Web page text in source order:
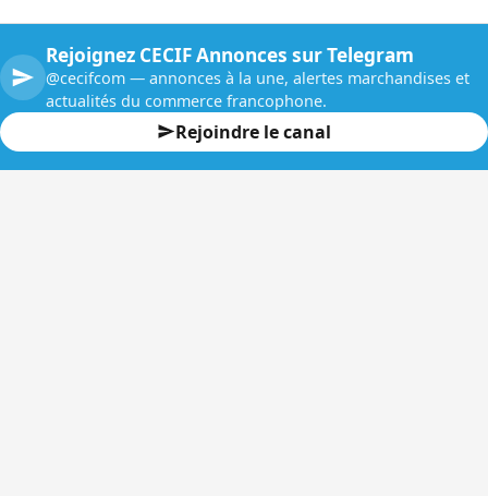
Rejoignez CECIF Annonces sur Telegram
@cecifcom — annonces à la une, alertes marchandises et
actualités du commerce francophone.
Rejoindre le canal